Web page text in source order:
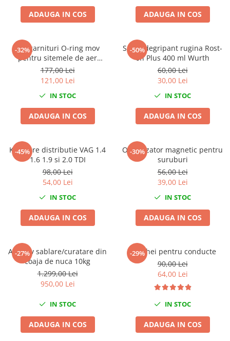
Jaguar
Jeep
Lancia
Land Rover
Mercedes
Nissan
Renault
Rover
Suzuki
Universale
Volvo
Scule pentru tinichigerie
Scule Pneumatice
Chei cu clichet
ADAUGA IN COS ADAUGA IN COS
-32%
Set garnituri O-ring mov
pentru sitemele de aer
conditionat sau clima 265
piese
177,00 Lei
121,00 Lei
IN STOC
ADAUGA IN COS
-50%
Spray degripant rugina Rost-
off Plus 400 ml Wurth
60,00 Lei
30,00 Lei
IN STOC
ADAUGA IN COS
-45%
Kit fixare distributie VAG 1.4
1.6 1.9 si 2.0 TDI
98,00 Lei
54,00 Lei
IN STOC
ADAUGA IN COS
-30%
Organizator magnetic pentru
suruburi
56,00 Lei
39,00 Lei
IN STOC
ADAUGA IN COS
-27%
Abraziv sablare/curatare din
coaja de nuca 10kg
1.299,00 Lei
950,00 Lei
IN STOC
ADAUGA IN COS
-29%
Set chei pentru conducte
90,00 Lei
64,00 Lei
IN STOC
ADAUGA IN COS